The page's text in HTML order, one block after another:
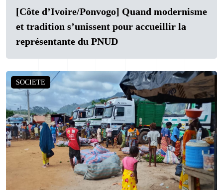
[Côte d’Ivoire/Ponvogo] Quand modernisme
et tradition s’unissent pour accueillir la
représentante du PNUD
SOCIETE